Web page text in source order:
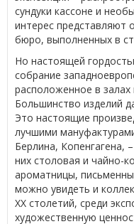
сундуки кассоне и
интерес представляют
бюро, выполненных в
Но настоящей
собрание
расположенное в
Большинство изделий
Это настоящие
лучшими
Берлина, Копенгагена,
них столовая и чайно-
ароматницы,
можно увидеть и
XX столетий, среди
художественную